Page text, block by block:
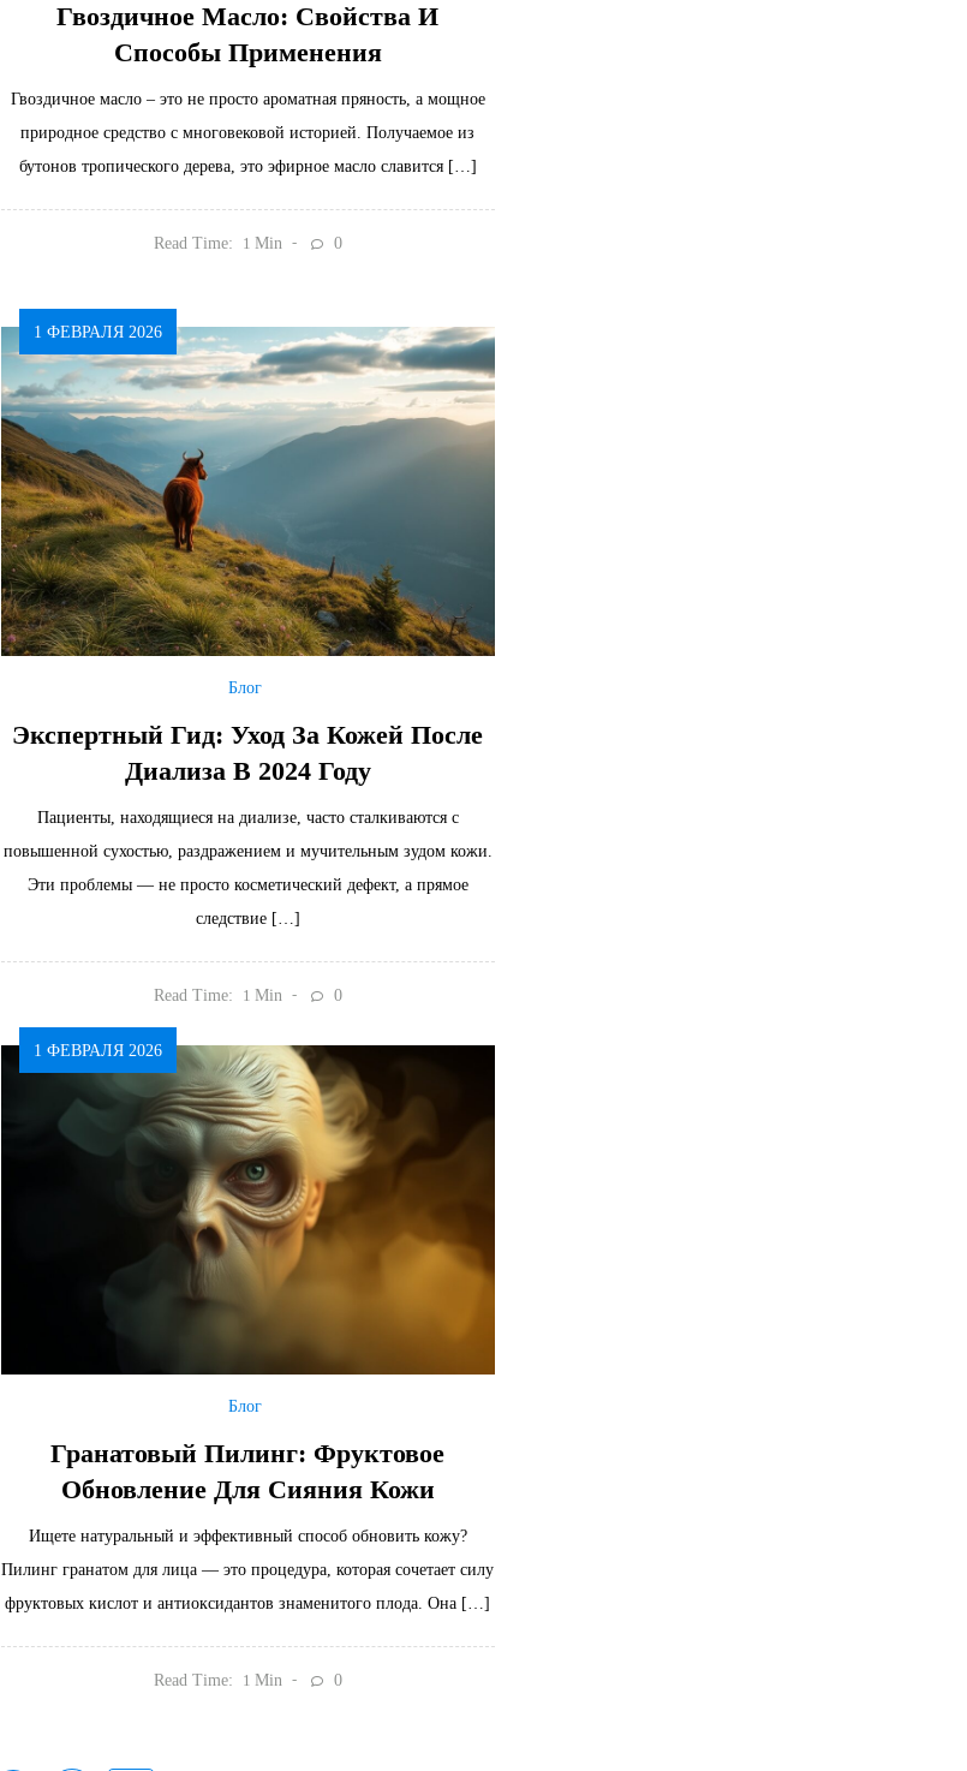
Гвоздичное Масло: Свойства И
Способы Применения
Гвоздичное масло – это не просто ароматная пряность, а мощное
природное средство с многовековой историей. Получаемое из
бутонов тропического дерева, это эфирное масло славится […]
Read Time: 1 Min 0
1 ФЕВРАЛЯ 2026
Блог
Экспертный Гид: Уход За Кожей После
Диализа В 2024 Году
Пациенты, находящиеся на диализе, часто сталкиваются с
повышенной сухостью, раздражением и мучительным зудом кожи.
Эти проблемы — не просто косметический дефект, а прямое
следствие […]
Read Time: 1 Min 0
1 ФЕВРАЛЯ 2026
Блог
Гранатовый Пилинг: Фруктовое
Обновление Для Сияния Кожи
Ищете натуральный и эффективный способ обновить кожу?
Пилинг гранатом для лица — это процедура, которая сочетает силу
фруктовых кислот и антиоксидантов знаменитого плода. Она […]
Read Time: 1 Min 0